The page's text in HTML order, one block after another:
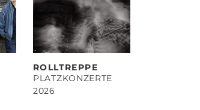
ROLLTREPPE
PLATZKONZERTE
2026